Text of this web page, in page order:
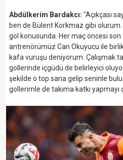
Abdülkerim Bardakcı: "Açıkçası
ben de Bülent Korkmaz gibi olurum.
gol konusunda. Her maç öncesi son
antrenörümüz Can Okuyucu ile
kafa vuruşu deniyorum. Çalışmak
gollerinde içgüdü de belirleyici
şekilde o top sana gelip seninle
gollerimle de takıma katkı yapmayı